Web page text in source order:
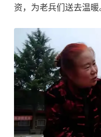
资，为老兵们送去温暖